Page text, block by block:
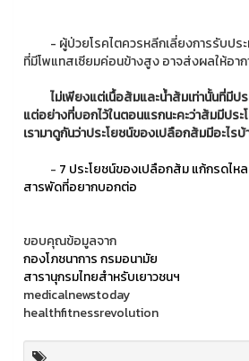
- ผู้ป่วยโรคไตควรหลีกเลี่ยงการรับประ
ที่มีโพแทสเซียมค่อนข้างสูง อาจส่งผลให้อาก
ไม่เพียงแต่เนื้อส้มและน้ำส้มเท่านั้นที่มีป
แต่อย่างที่บอกไว้ในตอนแรกนะคะว่าส้มมีปร
เรามาดูกันว่าประโยชน์ของเปลือกส้มมีอะไรบ้
- 7 ประโยชน์ของเปลือกส้ม แก้กรดไ
สารพัดที่อยากบอกต่อ
ขอบคุณข้อมูลจาก
กองโภชนาการ กรมอนามัย
สารานุกรมไทยสำหรับเยาวชนฯ
medicalnewstoday
healthfitnessrevolution